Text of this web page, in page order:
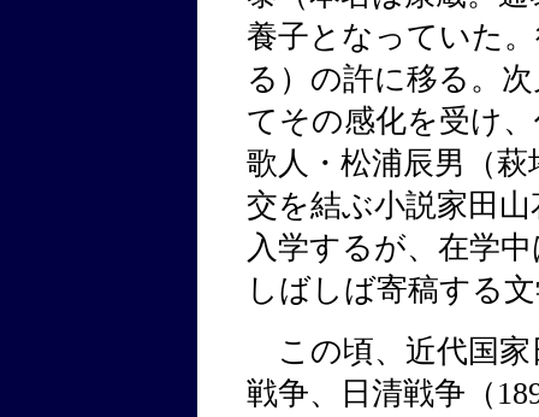
養子となっていた
る）の許に移る。
てその感化を受け
歌人・松浦辰男（
交を結ぶ小説家田
入学するが、在学
しばしば寄稿する
この頃、近代国家
戦争、日清戦争（